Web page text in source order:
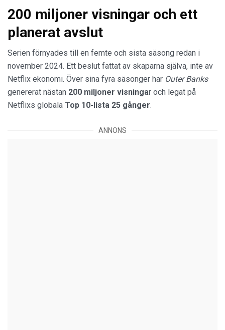
200 miljoner visningar och ett
planerat avslut
Serien förnyades till en femte och sista säsong redan i
november 2024. Ett beslut fattat av skaparna själva, inte av
Netflix ekonomi. Över sina fyra säsonger har Outer Banks
genererat nästan 200 miljoner visningar och legat på
Netflixs globala Top 10-lista 25 gånger.
ANNONS